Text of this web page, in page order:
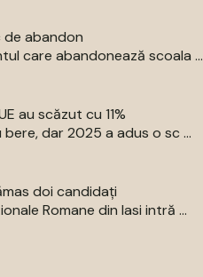
de abandon
care abandonează scoala ...
au scăzut cu 11%
dar 2025 a adus o sc ...
doi candidați
Romane din Iasi intră ...